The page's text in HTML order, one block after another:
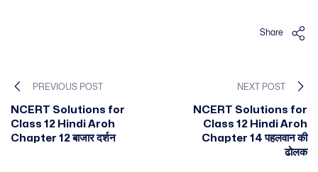
Share
PREVIOUS POST
NCERT Solutions for
Class 12 Hindi Aroh
Chapter 12 बाजार दर्शन
NEXT POST
NCERT Solutions for
Class 12 Hindi Aroh
Chapter 14 पहलवान की
ढोलक